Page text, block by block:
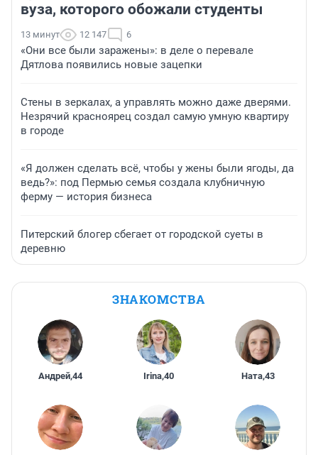
вуза, которого обожали студенты
13 минут 12 147 6
«Они все были заражены»: в деле о перевале
Дятлова появились новые зацепки
Стены в зеркалах, а управлять можно даже дверями.
Незрячий красноярец создал самую умную квартиру
в городе
«Я должен сделать всё, чтобы у жены были ягоды, да
ведь?»: под Пермью семья создала клубничную
ферму — история бизнеса
Питерский блогер сбегает от городской суеты в
деревню
ЗНАКОМСТВА
Андрей,44 Irina,40 Ната,43